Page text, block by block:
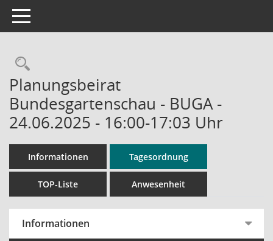
Toggle navigation
Rechercheauswahl
Planungsbeirat
Bundesgartenschau - BUGA -
24.06.2025 - 16:00-17:03 Uhr
Informationen Tagesordnung
TOP-Liste Anwesenheit
Informationen